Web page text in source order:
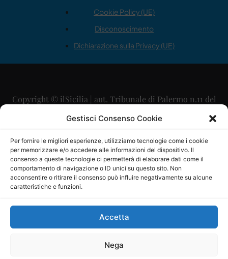
Gestisci Consenso Cookie
Per fornire le migliori esperienze, utilizziamo tecnologie come i cookie
per memorizzare e/o accedere alle informazioni del dispositivo. Il
consenso a queste tecnologie ci permetterà di elaborare dati come il
comportamento di navigazione o ID unici su questo sito. Non
acconsentire o ritirare il consenso può influire negativamente su alcune
caratteristiche e funzioni.
Accetta
Nega
Cookie Policy (UE)
Disconoscimento
Dichiarazione sulla Privacy (UE)
Copyright © ilSicilia | aut. Tribunale di Palermo n.11 del
29/09/2015
Direttore Editoriale: Maurizio Scaglione
Direttore Responsabile: Maria Calabrese
P.IVA: 06334930820
Mercurio Comunicazione Società Cooperativa a r.l. è
iscritta al Registro degli Operatori di Comunicazione al